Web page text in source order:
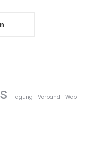
Tagung Verband
Web